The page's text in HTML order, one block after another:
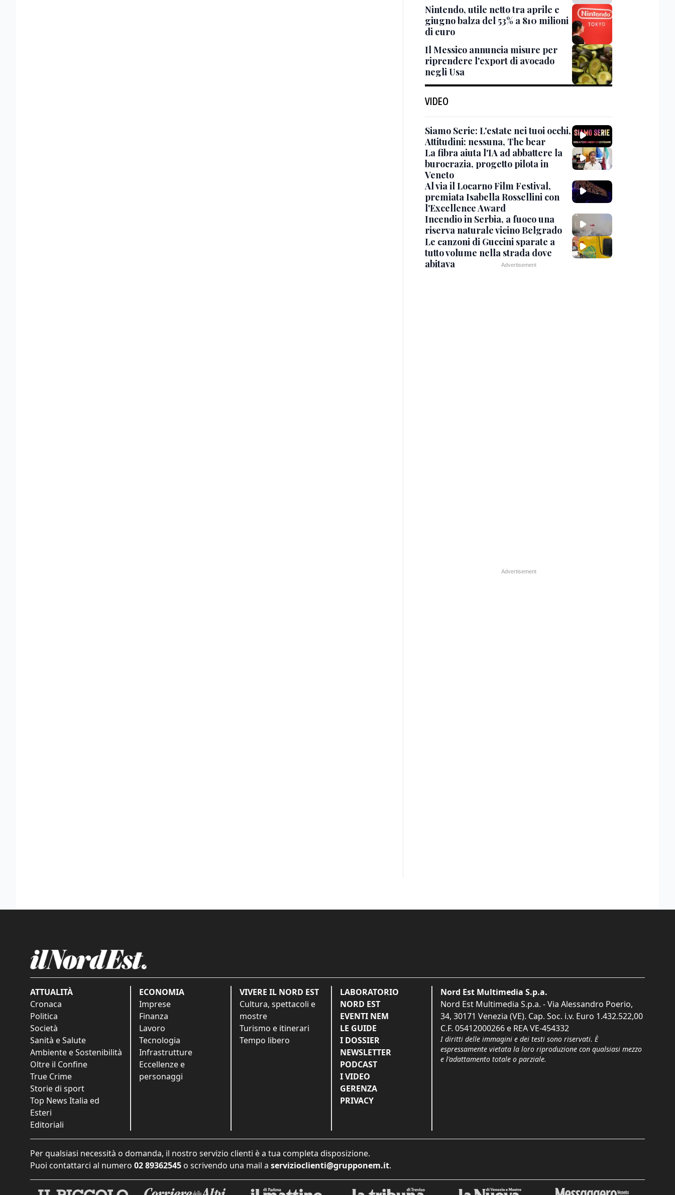
Nintendo, utile netto tra aprile e
giugno balza del 53% a 810 milioni
di euro
Il Messico annuncia misure per
riprendere l'export di avocado
negli Usa
VIDEO
Siamo Serie: L'estate nei tuoi occhi,
Attitudini: nessuna, The bear
La fibra aiuta l'IA ad abbattere la
burocrazia, progetto pilota in
Veneto
Al via il Locarno Film Festival,
premiata Isabella Rossellini con
l'Excellence Award
Incendio in Serbia, a fuoco una
riserva naturale vicino Belgrado
Le canzoni di Guccini sparate a
tutto volume nella strada dove
abitava
ATTUALITÀ
Cronaca
Politica
Società
Sanità e Salute
Ambiente e Sostenibilità
Oltre il Confine
True Crime
Storie di sport
Top News Italia ed
Esteri
Editoriali
ECONOMIA
Imprese
Finanza
Lavoro
Tecnologia
Infrastrutture
Eccellenze e
personaggi
VIVERE IL NORD EST
Cultura, spettacoli e
mostre
Turismo e itinerari
Tempo libero
LABORATORIO
NORD EST
EVENTI NEM
LE GUIDE
I DOSSIER
NEWSLETTER
PODCAST
I VIDEO
GERENZA
PRIVACY
Nord Est Multimedia S.p.a.
Nord Est Multimedia S.p.a. - Via Alessandro Poerio,
34, 30171 Venezia (VE). Cap. Soc. i.v. Euro 1.432.522,00
C.F. 05412000266 e REA VE-454332
I diritti delle immagini e dei testi sono riservati. È
espressamente vietata la loro riproduzione con qualsiasi mezzo
e l'adattamento totale o parziale.
Per qualsiasi necessità o domanda, il nostro servizio clienti è a tua completa disposizione.
Puoi contattarci al numero 02 89362545 o scrivendo una mail a servizioclienti@grupponem.it.